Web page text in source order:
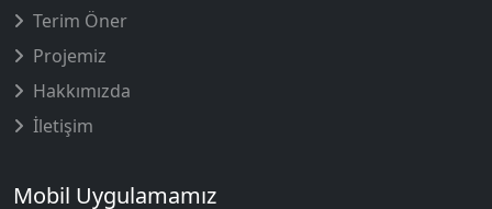
Terim Öner
Projemiz
Hakkımızda
İletişim
Mobil Uygulamamız